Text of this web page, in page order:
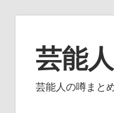
芸能
芸能人の噂まと